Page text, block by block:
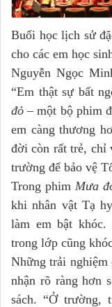
Buổi học lịch sử
cho các em học
Nguyễn Ngọc
“Em thật sự bất
đỏ – một bộ phim
em càng thương
đời còn rất trẻ, chỉ
trường để bảo vệ
Trong phim Mưa
khi nhân vật Tạ
làm em bật khóc.
trong lớp cũng
Những trải nghiệm
nhận rõ ràng hơn
sách. “Ở trường,